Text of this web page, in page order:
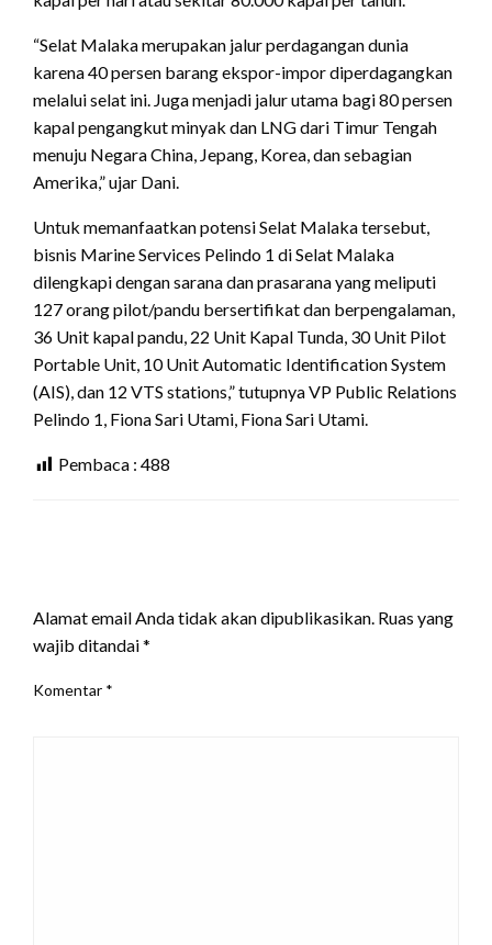
“Selat Malaka merupakan jalur perdagangan dunia
karena 40 persen barang ekspor-impor diperdagangkan
melalui selat ini. Juga menjadi jalur utama bagi 80 persen
kapal pengangkut minyak dan LNG dari Timur Tengah
menuju Negara China, Jepang, Korea, dan sebagian
Amerika,” ujar Dani.
Untuk memanfaatkan potensi Selat Malaka tersebut,
bisnis Marine Services Pelindo 1 di Selat Malaka
dilengkapi dengan sarana dan prasarana yang meliputi
127 orang pilot/pandu bersertifikat dan berpengalaman,
36 Unit kapal pandu, 22 Unit Kapal Tunda, 30 Unit Pilot
Portable Unit, 10 Unit Automatic Identification System
(AIS), dan 12 VTS stations,” tutupnya VP Public Relations
Pelindo 1, Fiona Sari Utami, Fiona Sari Utami.
Pembaca : 488
Alamat email Anda tidak akan dipublikasikan. Ruas yang
wajib ditandai*
Komentar *